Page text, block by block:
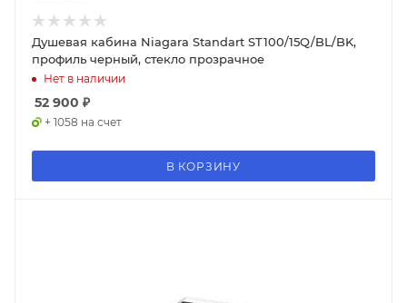
Душевая кабина Niagara Standart ST100/15Q/BL/BK,
профиль черный, стекло прозрачное
Нет в наличии
52 900 ₽
+ 1058 на счет
В КОРЗИНУ